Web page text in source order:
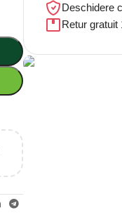
Deschidere
Retur gratuit